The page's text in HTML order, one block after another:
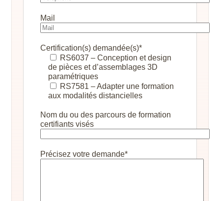
Mail
Certification(s) demandée(s)*
RS6037 – Conception et design
de pièces et d’assemblages 3D
paramétriques
RS7581 – Adapter une formation
aux modalités distancielles
Nom du ou des parcours de formation
certifiants visés
Précisez votre demande*